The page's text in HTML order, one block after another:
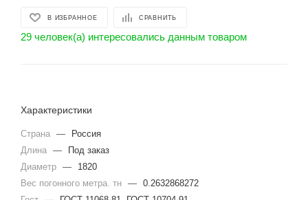
В ИЗБРАННОЕ СРАВНИТЬ
29 человек(а) интересовались данным товаром
Характеристики
Страна —
Россия
Длина —
Под заказ
Диаметр —
1820
Вес погонного метра. тн — 0.2632868272